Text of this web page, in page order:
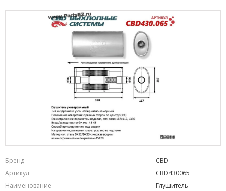
Бренд
CBD
Артикул
CBD430065
Наименование
Глушитель